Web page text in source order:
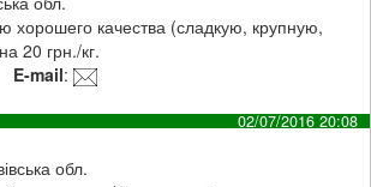
качества (сладкую, крупную,
20 грн./кг.
E-mail:
02/07/2016 20:08
обл.